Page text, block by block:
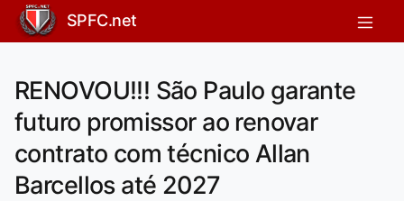
SPFC.net
RENOVOU!!! São Paulo garante
futuro promissor ao renovar
contrato com técnico Allan
Barcellos até 2027